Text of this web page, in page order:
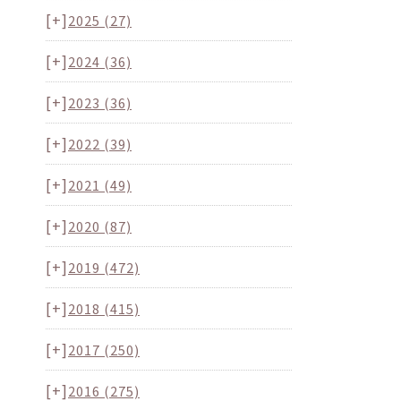
[+]2025 (27)
[+]2024 (36)
[+]2023 (36)
[+]2022 (39)
[+]2021 (49)
[+]2020 (87)
[+]2019 (472)
[+]2018 (415)
[+]2017 (250)
[+]2016 (275)